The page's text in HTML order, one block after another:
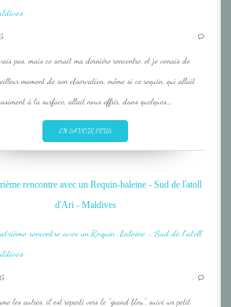
LAGON
LAGOON
OCEAN INDIEN
…
pas, mais ce serait ma dernière rencontre, et je venais de
moment de son observation, même si ce requin, qui allait
à la surface, allait nous offrir, dans quelques...
EN SAVOIR PLUS
rencontre avec un Requin-baleine - Sud de l'atoll
d'Ari - Maldives
…
les autres, il est reparti vers le "grand bleu", suivi un petit